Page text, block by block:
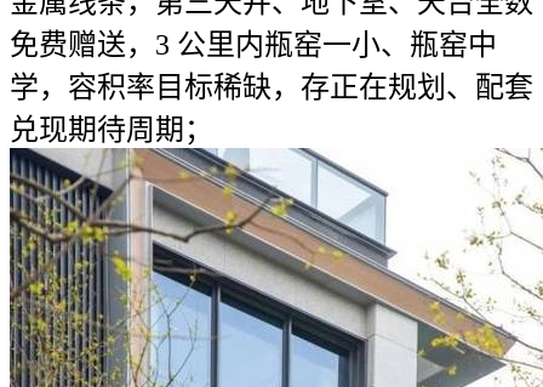
免费赠送，3 公里内瓶窑一小、瓶窑中
学，容积率目标稀缺，存正在规划、配套
兑现期待周期；